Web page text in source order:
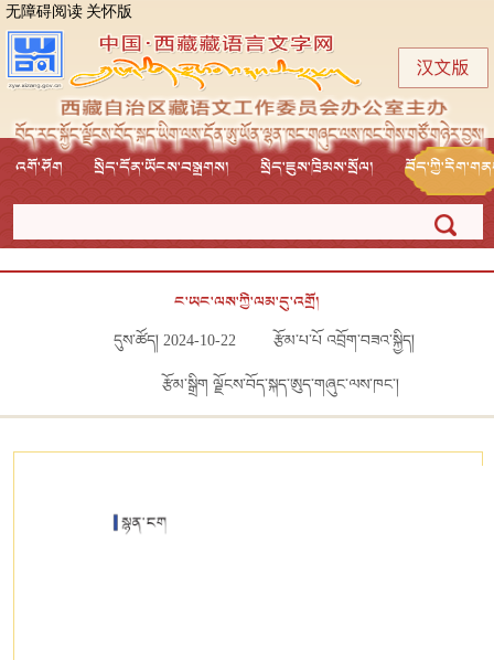
无障碍阅读关怀版
འགོ་ཤོག སྲིད་དོན་ཡོངས་བསྒྲགས། སྲིད་ཇུས་ཁྲིམས་སྲོལ།
ང་ཡང་ལས་ཀྱི་ལམ་དུ་འགྲོ།
དུས་ཚོད། 2024-10-22 རྩོམ་པ་པོ འབྲོག་བཟའ་སྐྱིད།
རྩོམ་སྒྲིག ལྗོངས་བོད་སྐད་ཨུད་གཞུང་ལས་ཁང་།